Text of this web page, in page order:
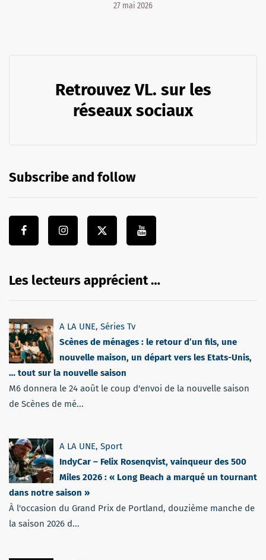
27 mai 2026
Retrouvez VL. sur les
réseaux sociaux
Subscribe and follow
Les lecteurs apprécient …
A LA UNE, Séries Tv
Scènes de ménages : le retour d’un fils, une
nouvelle maison, un départ vers les Etats-Unis,
… tout sur la nouvelle saison
M6 donnera le 24 août le coup d'envoi de la nouvelle saison
de Scènes de mé...
A LA UNE, Sport
IndyCar – Felix Rosenqvist, vainqueur des 500
Miles 2026 : « Long Beach a marqué un tournant
dans notre saison »
À l'occasion du Grand Prix de Portland, douzième manche de
la saison 2026 d...